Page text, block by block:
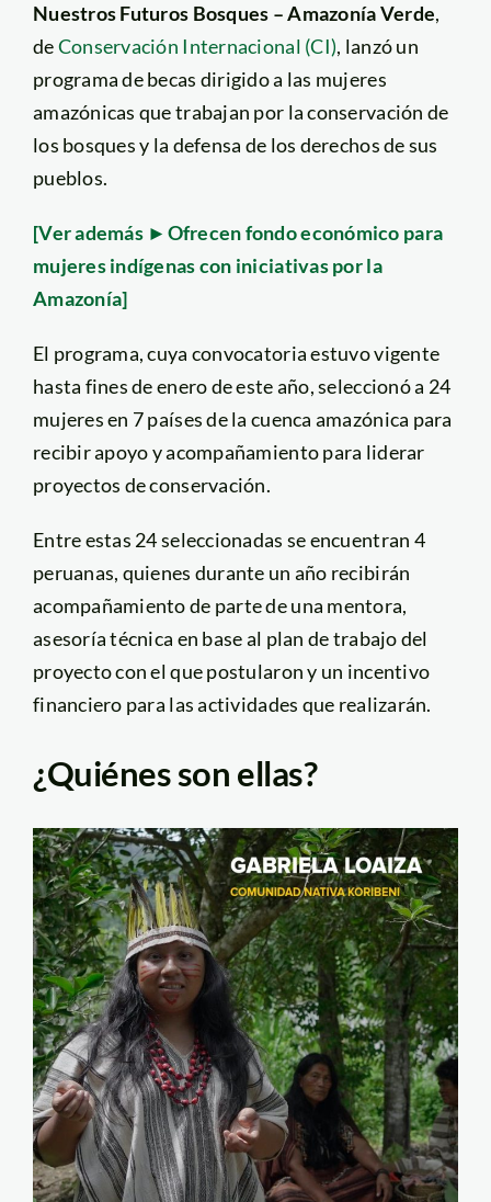
Nuestros Futuros Bosques – Amazonía Verde,
deConservación Internacional (CI), lanzó un
programa de becas dirigido a las mujeres
amazónicas que trabajan por la conservación de
los bosques y la defensa de los derechos de sus
pueblos.
[Ver además ►Ofrecen fondo económico para
mujeres indígenas con iniciativas por la
Amazonía]
El programa, cuya convocatoria estuvo vigente
hasta fines de enero de este año, seleccionó a 24
mujeres en 7 países de la cuenca amazónica para
recibir apoyo y acompañamiento para liderar
proyectos de conservación.
Entre estas 24 seleccionadas se encuentran 4
peruanas, quienes durante un año recibirán
acompañamiento de parte de una mentora,
asesoría técnica en base al plan de trabajo del
proyecto con el que postularon y un incentivo
financiero para las actividades que realizarán.
¿Quiénes son ellas?